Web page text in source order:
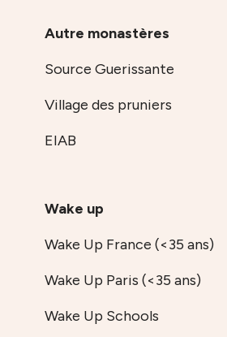
Autre monastères
Source Guerissante
Village des pruniers
EIAB
Wake up
Wake Up France (<35 ans)
Wake Up Paris (<35 ans)
Wake Up Schools